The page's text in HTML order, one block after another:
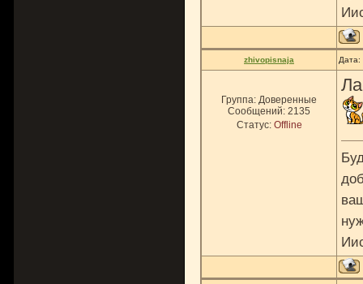
zhivopisnaja Дата:
Группа: Доверенные
Сообщений: 2135
Статус: Offline